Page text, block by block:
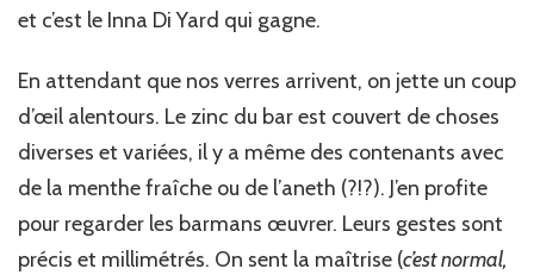
et c’est le Inna Di Yard qui gagne.
En attendant que nos verres arrivent, on jette un coup
d’œil alentours. Le zinc du bar est couvert de choses
diverses et variées, il y a même des contenants avec
de la menthe fraîche ou de l’aneth (?!?). J’en profite
pour regarder les barmans œuvrer. Leurs gestes sont
précis et millimétrés. On sent la maîtrise (c’est normal,